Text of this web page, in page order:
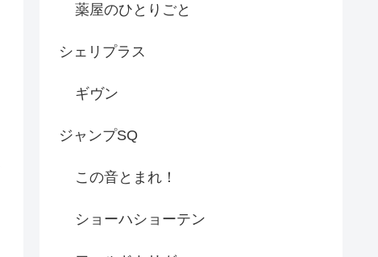
薬屋のひとりごと
シェリプラス
ギヴン
ジャンプSQ
この音とまれ！
ショーハショーテン